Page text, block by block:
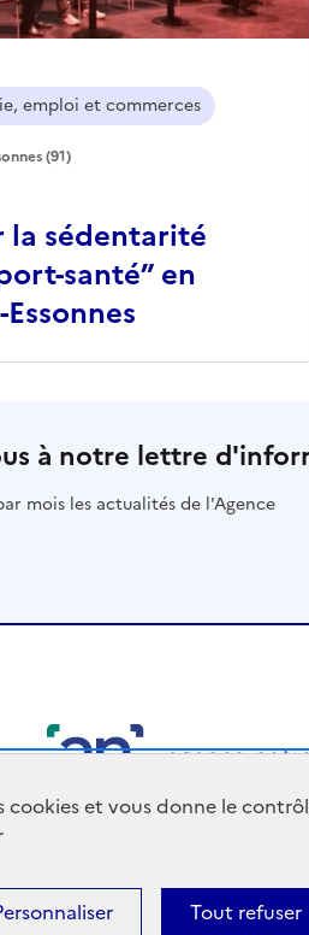
cookies et vous donne le
Tout refuser
la sédentarité
santé” en
emploi et commerces
(91)
à notre lettre
mois les actualités de l'Agence